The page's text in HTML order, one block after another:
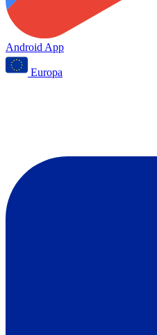
Android App
Europa